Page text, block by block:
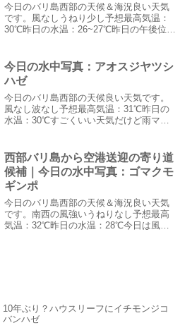
今日のバリ島西部の天候＆海況良い天気
です。風なしうねり少し予想最高気温：
30℃昨日の水温：26~27℃昨日の午後位か
信じて今日はムンジャンガンへ行く予定T
シャツ在庫あり...
今日の水中写真：アオスジヤツシ
ハゼ
今日のバリ島西部の天候良い天気です。
風なし波なし予想最高気温：31℃昨日の
水温：30℃すごくいい天気だけど雨マー
ログに使うパワーなし・・と言う事で今
日は水中写真だけ...
西部バリ島から空港送迎の寄り道
候補｜今日の水中写真：ゴマクモ
ギンポ
今日のバリ島西部の天候＆海況良い天気
です。南西の風強いうねりなし予想最高
気温：32℃昨日の水温：28℃今日は風は
10年ぶり？ハウスリーフにイチモンジコ
バンハゼ